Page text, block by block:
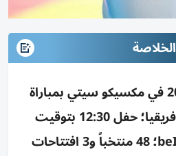
الخلاصة
انطلاق مونديال 2026 في مكسيكو سيتي بمباراة
المكسيك وجنوب إفريقيا؛ حفل 12:30 بتوقيت